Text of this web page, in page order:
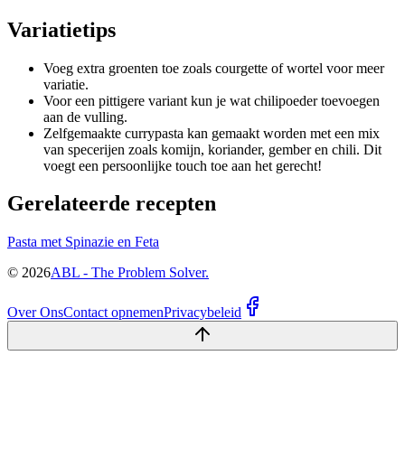
Variatietips
Voeg extra groenten toe zoals courgette of wortel voor meer
variatie.
Voor een pittigere variant kun je wat chilipoeder toevoegen
aan de vulling.
Zelfgemaakte currypasta kan gemaakt worden met een mix
van specerijen zoals komijn, koriander, gember en chili. Dit
voegt een persoonlijke touch toe aan het gerecht!
Gerelateerde recepten
Pasta met Spinazie en Feta
© 2026ABL - The Problem Solver.
Over OnsContact opnemenPrivacybeleid